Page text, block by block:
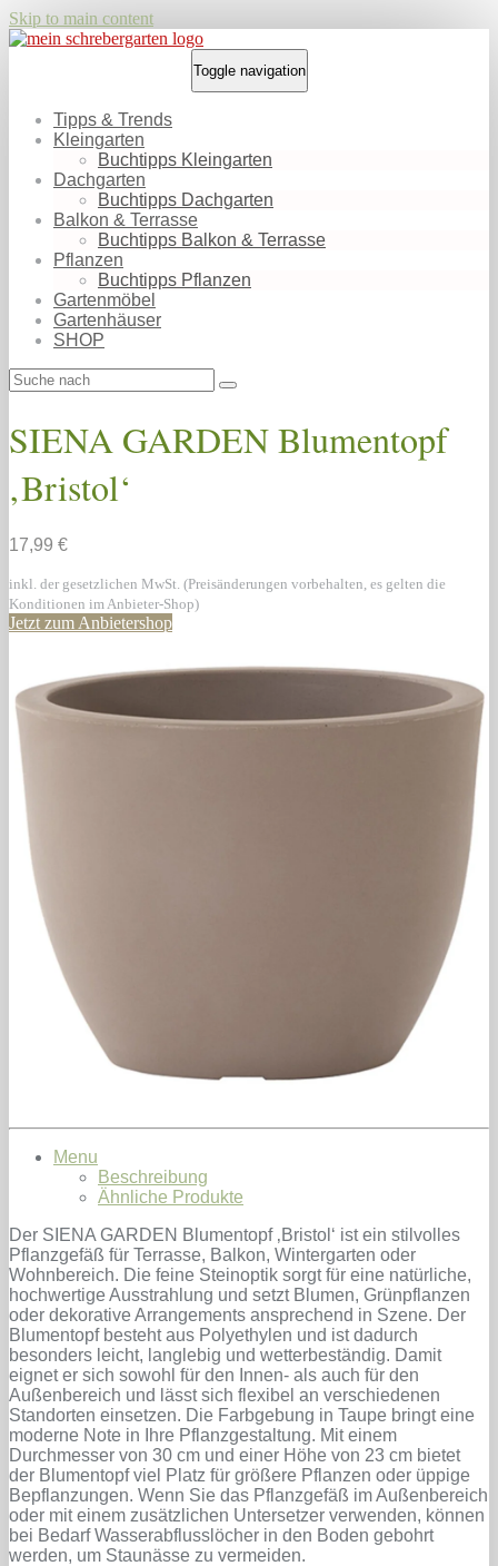
Skip to main content
Toggle navigation
Tipps & Trends
Kleingarten
Buchtipps Kleingarten
Dachgarten
Buchtipps Dachgarten
Balkon & Terrasse
Buchtipps Balkon & Terrasse
Pflanzen
Buchtipps Pflanzen
Gartenmöbel
Gartenhäuser
SHOP
SIENA GARDEN Blumentopf
‚Bristol‘
17,99 €
inkl. der gesetzlichen MwSt. (Preisänderungen vorbehalten, es gelten die
Konditionen im Anbieter-Shop)
Jetzt zum Anbietershop
Menu
Beschreibung
Ähnliche Produkte
Der SIENA GARDEN Blumentopf ‚Bristol‘ ist ein stilvolles
Pflanzgefäß für Terrasse, Balkon, Wintergarten oder
Wohnbereich. Die feine Steinoptik sorgt für eine natürliche,
hochwertige Ausstrahlung und setzt Blumen, Grünpflanzen
oder dekorative Arrangements ansprechend in Szene. Der
Blumentopf besteht aus Polyethylen und ist dadurch
besonders leicht, langlebig und wetterbeständig. Damit
eignet er sich sowohl für den Innen- als auch für den
Außenbereich und lässt sich flexibel an verschiedenen
Standorten einsetzen. Die Farbgebung in Taupe bringt eine
moderne Note in Ihre Pflanzgestaltung. Mit einem
Durchmesser von 30 cm und einer Höhe von 23 cm bietet
der Blumentopf viel Platz für größere Pflanzen oder üppige
Bepflanzungen. Wenn Sie das Pflanzgefäß im Außenbereich
oder mit einem zusätzlichen Untersetzer verwenden, können
bei Bedarf Wasserabflusslöcher in den Boden gebohrt
werden, um Staunässe zu vermeiden.